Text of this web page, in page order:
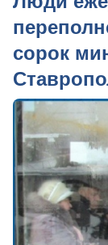
сорок